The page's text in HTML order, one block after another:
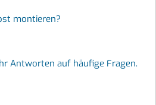
montieren?
Antworten auf häufige Fragen.